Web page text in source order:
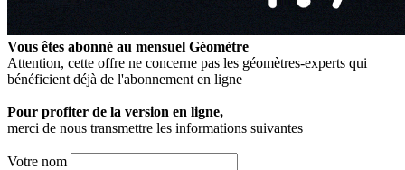
Vous êtes abonné au mensuel Géomètre
Attention, cette offre ne concerne pas les géomètres-experts qui
bénéficient déjà de l'abonnement en ligne
Pour profiter de la version en ligne,
merci de nous transmettre les informations suivantes
Votre nom